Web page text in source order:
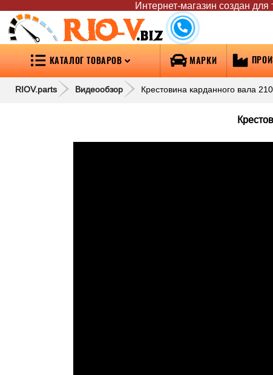
Интернет-магазин создан для
RIO-V.biz
КАТАЛОГ ТОВАРОВ МАРКИ
RIOV.parts Видеообзор Крестовина карданного вала